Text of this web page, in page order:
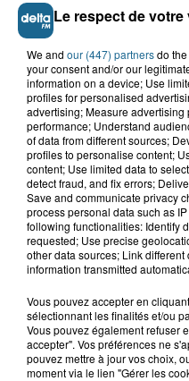
11h38
230 personnes sur un
de secours "hors...
9h18
Des
hauteur
8h49
Des
assurée à
Les
flobards
Le respect de
We and our (447) partnersdo
your consent and/or our
information on a device; Use
profiles for personalised
advertising; Measure
performance; Understand
of data from different sources;
profiles to personalise content;
content; Use limited data to
detect fraud, and fix errors;
Save and communicate privacy
process personal data such as
following functionalities: Identify
requested; Use precise
other data sources; Link
information transmitted
Vous pouvez accepter en
sélectionnant les finalités et/ou
Vous pouvez également refuser
accepter". Vos préférences ne
pouvez mettre à jour vos choix,
moment via le lien "Gérer les